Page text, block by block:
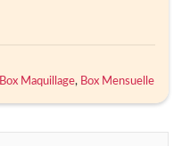
Box Maquillage, Box Mensuelle